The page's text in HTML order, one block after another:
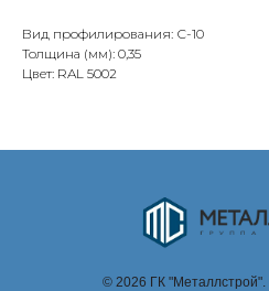
Вид профилирования: С-10
Толщина (мм): 0,35
Цвет: RAL 5002
© 2026 ГК "Металлстрой".